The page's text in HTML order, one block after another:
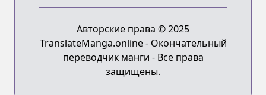
Авторские права © 2025
TranslateManga.online - Окончательный
переводчик манги - Все права
защищены.